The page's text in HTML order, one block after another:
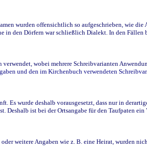
wurden offensichtlich so aufgeschrieben, wie
in den Dörfern war schließlich Dialekt. In den
wobei mehrere Schreibvarianten
und den im Kirchenbuch verwendeten
Es wurde deshalb vorausgesetzt, dass nur in
ist bei der Ortsangabe für den Taufpaten
weitere Angaben wie z. B. eine Heirat, wurden